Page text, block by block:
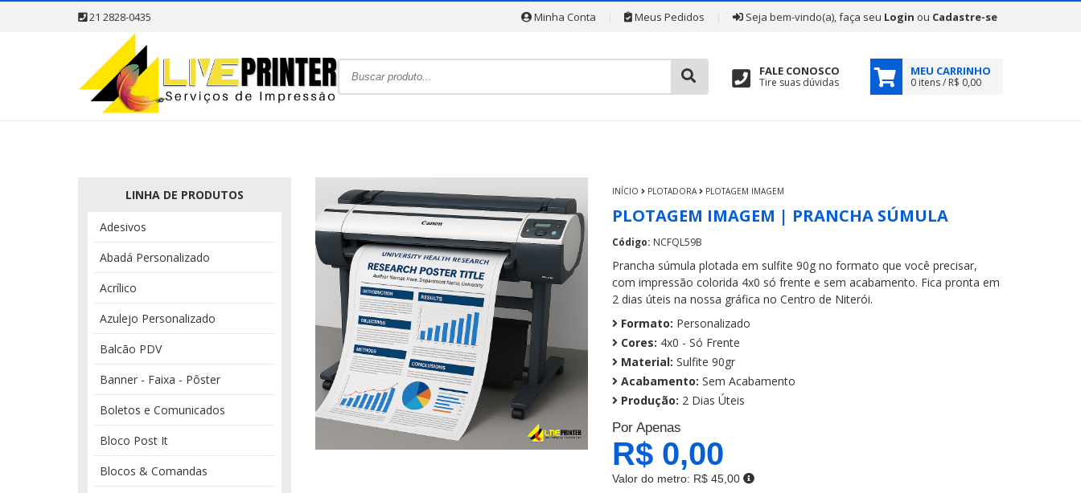
21 2828-0435 Minha Conta Meus Pedidos Seja bem-vindo(a), faça seu Login ou Cadastre-se
FALE CONOSCO
Tire suas dúvidas
MEU CARRINHO
0 itens / R$ 0,00
LINHA DE PRODUTOS
Adesivos
Abadá Personalizado
Acrílico
Azulejo Personalizado
Balcão PDV
Banner - Faixa - Pôster
Boletos e Comunicados
Bloco Post It
Blocos & Comandas
INÍCIO PLOTADORA PLOTAGEM IMAGEM
PLOTAGEM IMAGEM | PRANCHA SÚMULA
Código: NCFQL59B
Prancha súmula plotada em sulfite 90g no formato que você precisar,
com impressão colorida 4x0 só frente e sem acabamento. Fica pronta em
2 dias úteis na nossa gráfica no Centro de Niterói.
Formato: Personalizado
Cores: 4x0 - Só Frente
Material: Sulfite 90gr
Acabamento: Sem Acabamento
Produção: 2 Dias Úteis
Por Apenas
R$ 0,00
Valor do metro: R$ 45,00